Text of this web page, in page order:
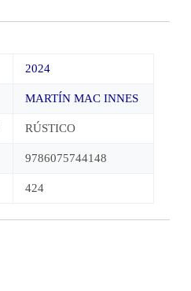
2024
MARTÍN MAC INNES
RÚSTICO
9786075744148
424